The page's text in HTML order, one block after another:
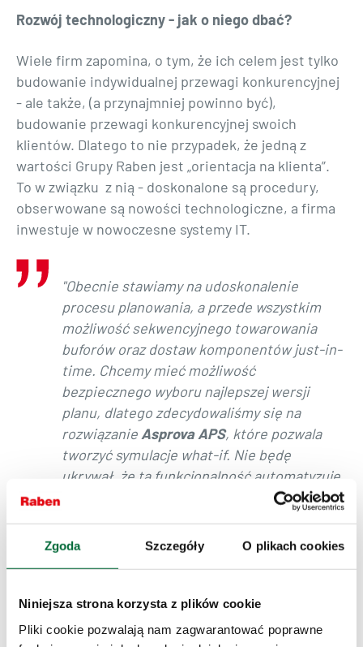
Zgoda Szczegóły O plikach cookies
Niniejsza strona korzysta z plików cookie
Pliki cookie pozwalają nam zagwarantować poprawne
Rozwój technologiczny - jak o niego dbać?
Wiele firm zapomina, o tym, że ich celem jest tylko
budowanie indywidualnej przewagi konkurencyjnej
- ale także, (a przynajmniej powinno być),
budowanie przewagi konkurencyjnej swoich
klientów. Dlatego to nie przypadek, że jedną z
wartości Grupy Raben jest „orientacja na klienta”.
To w związku z nią - doskonalone są procedury,
obserwowane są nowości technologiczne, a firma
inwestuje w nowoczesne systemy IT.
"Obecnie stawiamy na udoskonalenie
procesu planowania, a przede wszystkim
możliwość sekwencyjnego towarowania
buforów oraz dostaw komponentów just-in-
time. Chcemy mieć możliwość
bezpiecznego wyboru najlepszej wersji
planu, dlatego zdecydowaliśmy się na
rozwiązanie Asprova APS, które pozwala
tworzyć symulacje what-if. Nie będę
ukrywał, że ta funkcjonalność automatyzuje
oraz przyspiesza podejmowanie trafnych
Nieocenione są również możliwości
tego wszystkiego dochodzi jeszcze
niezwykle przyjazny interfejs systemu, dzięki